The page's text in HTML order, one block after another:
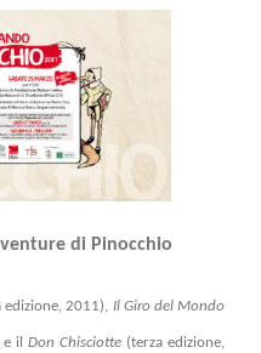
di Pinocchio
2011), Il Giro del Mondo
il Don Chisciotte (terza edizione,